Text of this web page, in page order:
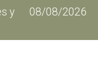
y
08/08/2026